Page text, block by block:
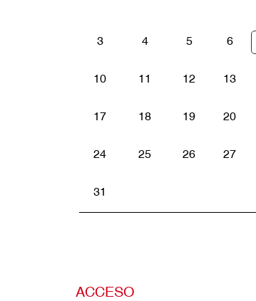
3 4 5 6
10 11 12 13
17 18 19 20
24 25 26 27
31
ACCESO